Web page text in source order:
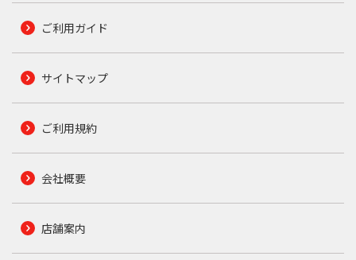
ご利用ガイド
サイトマップ
ご利用規約
会社概要
店舗案内